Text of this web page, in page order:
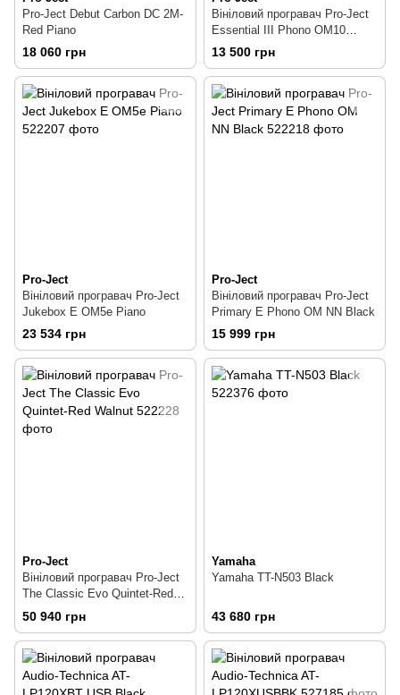
Pro-Ject Debut Carbon DC 2M-
Red Piano
18 060 грн
Вініловий програвач Pro-Ject
Essential III Phono OM10
Piano
13 500 грн
Pro-Ject
Вініловий програвач Pro-Ject
Jukebox E OM5e Piano
23 534 грн
Pro-Ject
Вініловий програвач Pro-Ject
Primary E Phono OM NN Black
15 999 грн
Pro-Ject
Вініловий програвач Pro-Ject
The Classic Evo Quintet-Red
Walnut
50 940 грн
Yamaha
Yamaha TT-N503 Black
43 680 грн